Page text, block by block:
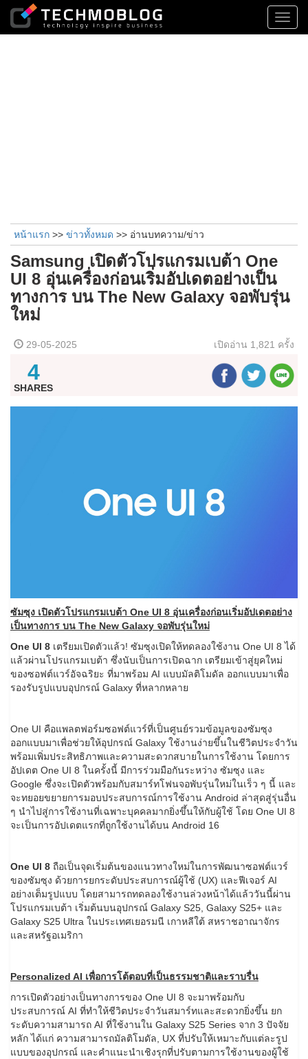
หน้าแรก >> ข่าวทั้งหมด >> อ่านบทความ/ข่าว
Samsung เปิดตัวโปรแกรมเบต้า One
UI 8 อุ่นเครื่องก่อนเริ่มอัปเดตอย่างเป็น
ทางการ บน The New Galaxy จอพับรุ่น
ใหม่
29-05-2025 เปิดอ่าน 1,821 ครั้ง
4
SHARES
ซัมซุง เปิดตัวโปรแกรมเบต้า One UI 8 อุ่นเครื่องก่อนเริ่มอัปเดตอย่าง
เป็นทางการ บน The New Galaxy จอพับรุ่นใหม่
One UI 8 เตรียมเปิดตัวแล้ว! ซัมซุงเปิดให้ทดลองใช้งาน One UI 8 ได้
แล้วผ่านโปรแกรมเบต้า ซึ่งนับเป็นการเปิดฉาก เตรียมเข้าสู่ยุคใหม่
ของซอฟต์แวร์อัจฉริยะ ที่มาพร้อม AI แบบมัลติโมดัล ออกแบบมาเพื่อ
รองรับรูปแบบอุปกรณ์ Galaxy ที่หลากหลาย
One UI คือแพลตฟอร์มซอฟต์แวร์ที่เป็นศูนย์รวมข้อมูลของซัมซุง
ออกแบบมาเพื่อช่วยให้อุปกรณ์ Galaxy ใช้งานง่ายขึ้นในชีวิตประจำวัน
พร้อมเพิ่มประสิทธิภาพและความสะดวกสบายในการใช้งาน โดยการ
อัปเดต One UI 8 ในครั้งนี้ มีการร่วมมือกันระหว่าง ซัมซุง และ
Google ซึ่งจะเปิดตัวพร้อมกับสมาร์ทโฟนจอพับรุ่นใหม่ในเร็ว ๆ นี้ และ
จะทยอยขยายการมอบประสบการณ์การใช้งาน Android ล่าสุดสู่รุ่นอื่น
ๆ นำไปสู่การใช้งานที่เฉพาะบุคคลมากยิ่งขึ้นให้กับผู้ใช้ โดย One UI 8
จะเป็นการอัปเดตแรกที่ถูกใช้งานได้บน Android 16
One UI 8 ถือเป็นจุดเริ่มต้นของแนวทางใหม่ในการพัฒนาซอฟต์แวร์
ของซัมซุง ด้วยการยกระดับประสบการณ์ผู้ใช้ (UX) และฟีเจอร์ AI
อย่างเต็มรูปแบบ โดยสามารถทดลองใช้งานล่วงหน้าได้แล้ววันนี้ผ่าน
โปรแกรมเบต้า เริ่มต้นบนอุปกรณ์ Galaxy S25, Galaxy S25+ และ
Galaxy S25 Ultra ในประเทศเยอรมนี เกาหลีใต้ สหราชอาณาจักร
และสหรัฐอเมริกา
Personalized AI เพื่อการโต้ตอบที่เป็นธรรมชาติและราบรื่น
การเปิดตัวอย่างเป็นทางการของ One UI 8 จะมาพร้อมกับ
ประสบการณ์ AI ที่ทำให้ชีวิตประจำวันสมาร์ทและสะดวกยิ่งขึ้น ยก
ระดับความสามารถ AI ที่ใช้งานใน Galaxy S25 Series จาก 3 ปัจจัย
หลัก ได้แก่ ความสามารถมัลติโมดัล, UX ที่ปรับให้เหมาะกับแต่ละรูป
แบบของอุปกรณ์ และคำแนะนำเชิงรุกที่ปรับตามการใช้งานของผู้ใช้